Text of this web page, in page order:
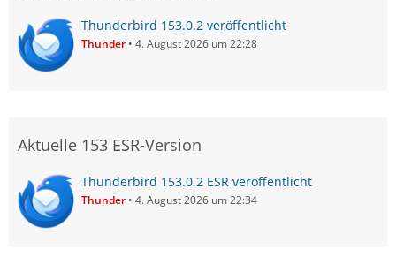
Thunderbird 153.0.2 veröffentlicht
Thunder 4. August 2026 um 22:28
Aktuelle 153 ESR-Version
Thunderbird 153.0.2 ESR veröffentlicht
Thunder 4. August 2026 um 22:34